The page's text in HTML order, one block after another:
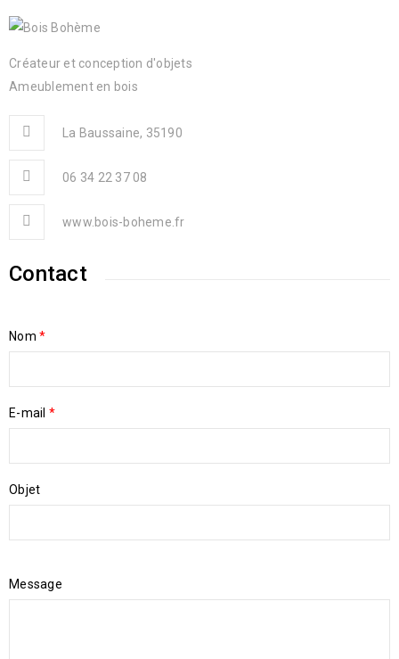
Créateur et conception d'objets
Ameublement en bois
La Baussaine, 35190
06 34 22 37 08
www.bois-boheme.fr
Contact
Nom *
E-mail *
Objet
Message